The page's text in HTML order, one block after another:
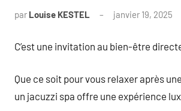
par Louise KESTEL janvier 19, 2025
C’est une invitation au bien-être
Que ce soit pour vous relaxer après
un jacuzzi spa offre une expérience